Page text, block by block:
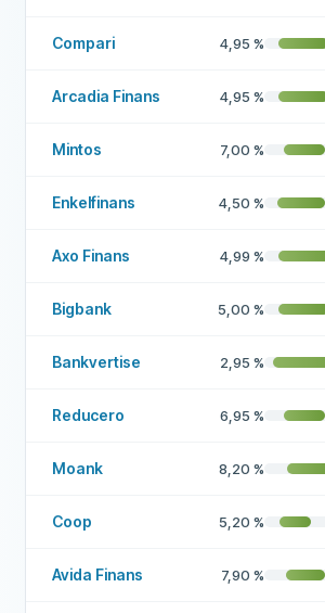
Compari 4,95 %
Arcadia Finans 4,95 %
Mintos 7,00 %
Enkelfinans 4,50 %
Axo Finans 4,99 %
Bigbank 5,00 %
Bankvertise 2,95 %
Reducero 6,95 %
Moank 8,20 %
Coop 5,20 %
Avida Finans 7,90 %